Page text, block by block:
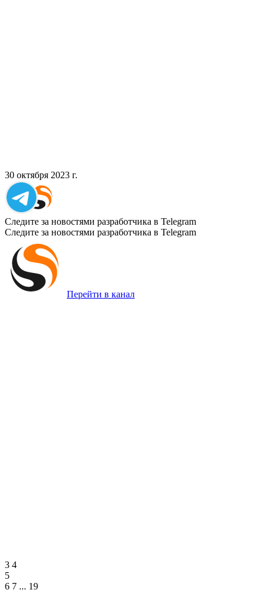
30 октября 2023 г.
Следите за новостями разработчика в Telegram
Следите за новостями разработчика в Telegram
Перейти в канал
3 4
5
6 7 ... 19